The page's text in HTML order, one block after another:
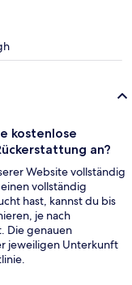
kostenlose
an?
Website vollständig
vollständig
hast, kannst du bis
je nach
Die genauen
jeweiligen Unterkunft